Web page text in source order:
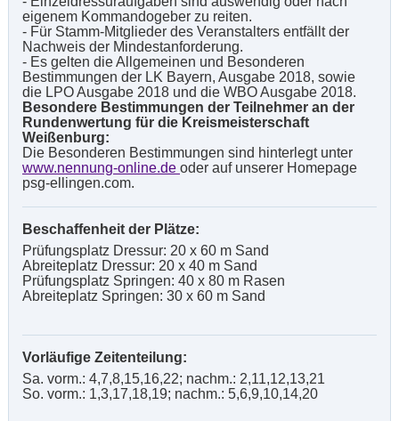
eigenem Kommandogeber zu reiten.
- Für Stamm-Mitglieder des Veranstalters entfällt der
Nachweis der Mindestanforderung.
- Es gelten die Allgemeinen und Besonderen
Bestimmungen der LK Bayern, Ausgabe 2018, sowie
die LPO Ausgabe 2018 und die WBO Ausgabe 2018.
Besondere Bestimmungen der Teilnehmer an der
Rundenwertung für die Kreismeisterschaft
Weißenburg:
Die Besonderen Bestimmungen sind hinterlegt unter
www.nennung-online.de oder auf unserer Homepage
psg-ellingen.com.
Beschaffenheit der Plätze:
Prüfungsplatz Dressur: 20 x 60 m Sand
Abreiteplatz Dressur: 20 x 40 m Sand
Prüfungsplatz Springen: 40 x 80 m Rasen
Abreiteplatz Springen: 30 x 60 m Sand
Vorläufige Zeitenteilung:
Sa. vorm.: 4,7,8,15,16,22; nachm.: 2,11,12,13,21
So. vorm.: 1,3,17,18,19; nachm.: 5,6,9,10,14,20